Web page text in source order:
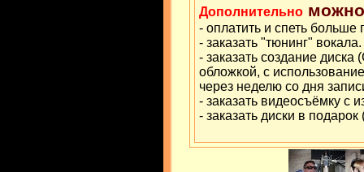
Дополнительно
- оплатить и спеть больше
- заказать "тюнинг" вокала.
- заказать создание диска
обложкой, с
через неделю со дня
- заказать видеосъёмку с
- заказать диски в